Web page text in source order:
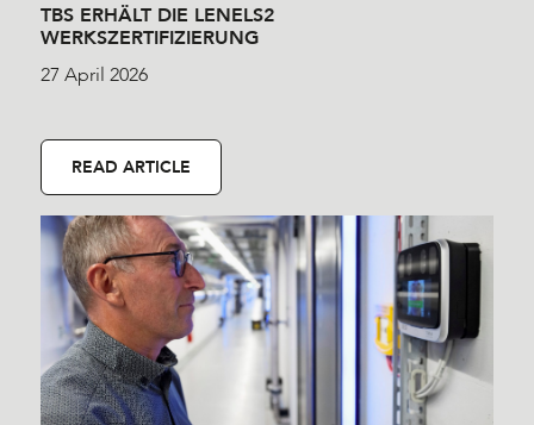
TBS ERHÄLT DIE LENELS2
WERKSZERTIFIZIERUNG
27 April 2026
READ ARTICLE